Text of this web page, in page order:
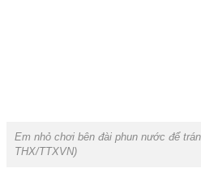
Em nhỏ chơi bên đài phun nước để
THX/TTXVN)